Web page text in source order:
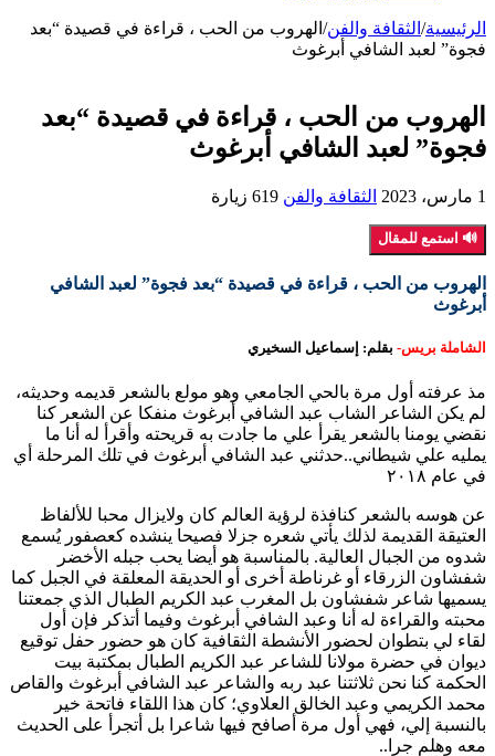
الرئيسية/ الثقافة والفن/ الهروب من الحب ، قراءة في قصيدة “بعد
فجوة” لعبد الشافي أبرغوث
الهروب من الحب ، قراءة في قصيدة “بعد
فجوة” لعبد الشافي أبرغوث
1 مارس، 2023 الثقافة والفن 619 زيارة
🔊 استمع للمقال
الهروب من الحب ، قراءة في قصيدة “بعد فجوة” لعبد الشافي
أبرغوث
الشاملة بريس- بقلم: إسماعيل السخيري
مذ عرفته أول مرة بالحي الجامعي وهو مولع بالشعر قديمه وحديثه،
لم يكن الشاعر الشاب عبد الشافي أبرغوث منفكا عن الشعر كنا
نقضي يومنا بالشعر يقرأ علي ما جادت به قريحته وأقرأ له أنا ما
يمليه علي شيطاني..حدثني عبد الشافي أبرغوث في تلك المرحلة أي
في عام ٢٠١٨
عن هوسه بالشعر كنافذة لرؤية العالم كان ولايزال محبا للألفاظ
العتيقة القديمة لذلك يأتي شعره جزلا فصيحا ينشده كعصفور يُسمع
شدوه من الجبال العالية. بالمناسبة هو أيضا يحب جبله الأخضر
شفشاون الزرقاء أو غرناطة أخرى أو الحديقة المعلقة في الجبل كما
يسميها شاعر شفشاون بل المغرب عبد الكريم الطبال الذي جمعتنا
محبته والقراءة له أنا وعبد الشافي أبرغوث وفيما أتذكر فإن أول
لقاء لي بتطوان لحضور الأنشطة الثقافية كان هو حضور حفل توقيع
ديوان في حضرة مولانا للشاعر عبد الكريم الطبال بمكتبة بيت
الحكمة كنا نحن ثلاثتنا عبد ربه والشاعر عبد الشافي أبرغوث والقاص
محمد الكريمي وعبد الخالق العلاوي؛ كان هذا اللقاء فاتحة خير
بالنسبة إلي، فهي أول مرة أصافح فيها شاعرا بل أتجرأ على الحديث
معه وهلم جرا..